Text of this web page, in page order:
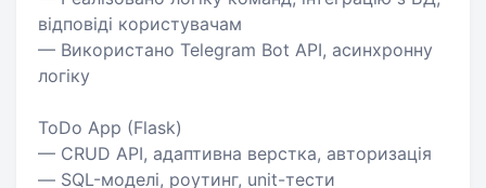
відповіді користувачам
— Використано Telegram Bot API, асинхронну
логіку
ToDo App (Flask)
— CRUD API, адаптивна верстка, авторизація
— SQL-моделі, роутинг, unit-тести